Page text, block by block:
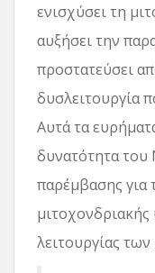
ενισχύσει τη
αυξήσει την
προστατεύσει
δυσλειτουργία
Αυτά τα
δυνατότητα του
παρέμβασης για
μιτοχονδριακής
λειτουργίας των